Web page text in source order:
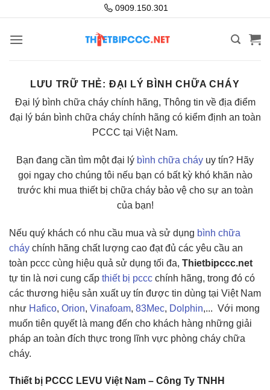
nội
0909.150.301
LƯU TRỮ THẺ: ĐẠI LÝ BÌNH CHỮA CHÁY
Đại lý bình chữa cháy chính hãng, Thông tin về địa điểm
đại lý bán bình chữa cháy chính hãng có kiểm định an toàn
PCCC tại Việt Nam.
Bạn đang cần tìm một đại lý bình chữa cháy uy tín? Hãy
gọi ngay cho chúng tôi nếu bạn có bất kỳ khó khăn nào
trước khi mua thiết bị chữa cháy bảo vệ cho sự an toàn
của bạn!
Nếu quý khách có nhu cầu mua và sử dụng bình chữa
cháy chính hãng chất lượng cao đạt đủ các yêu cầu an
toàn pccc cùng hiệu quả sử dụng tối đa, Thietbipccc.net
tự tin là nơi cung cấp thiết bị pccc chính hãng, trong đó có
các thương hiệu sản xuất uy tín được tin dùng tại Việt Nam
như Hafico, Orion, Vinafoam, 83Mec, Dolphin,... Với mong
muốn tiên quyết là mang đến cho khách hàng những giải
pháp an toàn đích thực trong lĩnh vực phòng cháy chữa
cháy.
Thiết bị PCCC LEVU Việt Nam – Công Ty TNHH